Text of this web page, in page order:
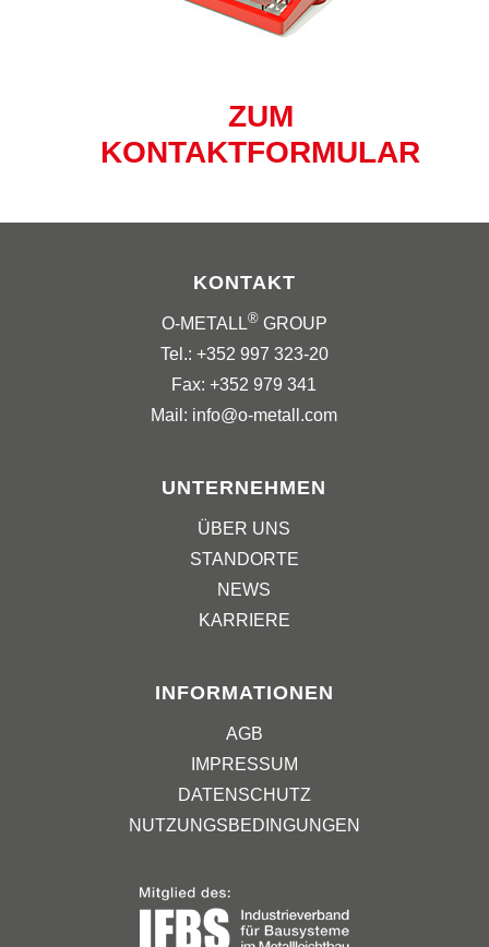
ZUM
KONTAKTFORMULAR
KONTAKT
O-METALL®GROUP
Tel.: +352 997 323-20
Fax: +352 979 341
Mail: info@o-metall.com
UNTERNEHMEN
ÜBER UNS
STANDORTE
NEWS
KARRIERE
INFORMATIONEN
AGB
IMPRESSUM
DATENSCHUTZ
NUTZUNGSBEDINGUNGEN